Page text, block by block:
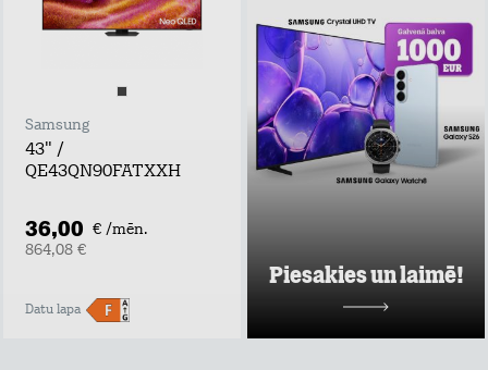
Samsung
43" /
QE43QN90FATXXH
36,00 € /mēn.
864,08 €
Datu lapa
Piesakies un laimē!
plānu un mājas
interneta
piedāvājumus pie
Tele2 un piedalies
vērtīgu baltvu
izlozē!
Uzzināt vairāk